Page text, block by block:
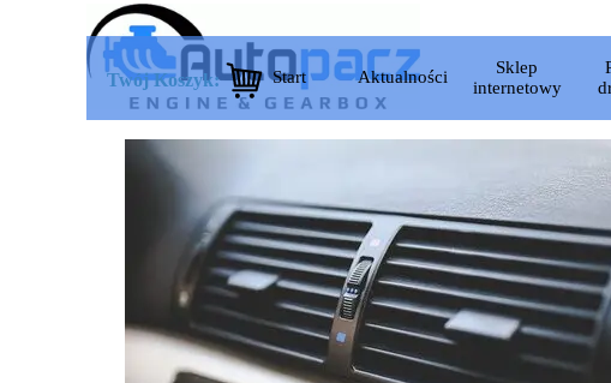
Przejdź do treści
Start ▼
Aktualności ▼
Sklep
internetowy
Twój Koszyk: